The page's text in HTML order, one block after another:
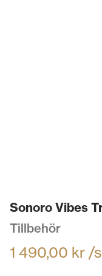
Sonoro Vibes
Tillbehör
1 490,00 kr /